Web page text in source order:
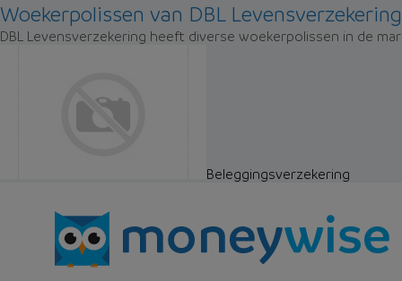
Woekerpolissen van DBL Levensverzekering
DBL Levensverzekering heeft diverse woekerpolissen in de
Beleggingsverzekering